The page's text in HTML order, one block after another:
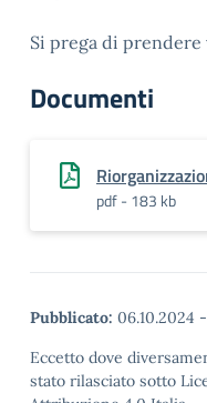
Si prega di prendere
Documenti
pdf - 183 kb
Pubblicato: 06.10.2024 -
Eccetto dove
stato rilasciato sotto